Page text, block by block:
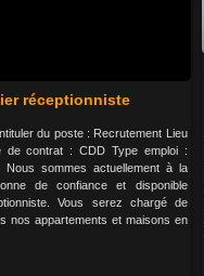
réceptionniste
du poste : Recrutement Lieu
de contrat : CDD Type emploi :
Nous sommes actuellement à la
de confiance et disponible
Vous serez chargé de
nos appartements et maisons en